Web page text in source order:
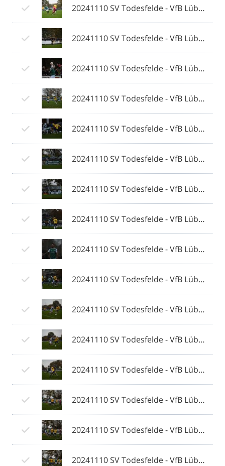
20241110 SV Todesfelde - VfB Lübeck 139 © 2024 Olaf Wegerich.jpg
20241110 SV Todesfelde - VfB Lübeck 140 © 2024 Olaf Wegerich.jpg
20241110 SV Todesfelde - VfB Lübeck 141 © 2024 Olaf Wegerich.jpg
20241110 SV Todesfelde - VfB Lübeck 142 © 2024 Olaf Wegerich.jpg
20241110 SV Todesfelde - VfB Lübeck 143 © 2024 Olaf Wegerich.jpg
20241110 SV Todesfelde - VfB Lübeck 144 © 2024 Olaf Wegerich.jpg
20241110 SV Todesfelde - VfB Lübeck 145 © 2024 Olaf Wegerich.jpg
20241110 SV Todesfelde - VfB Lübeck 146 © 2024 Olaf Wegerich.jpg
20241110 SV Todesfelde - VfB Lübeck 147 © 2024 Olaf Wegerich.jpg
20241110 SV Todesfelde - VfB Lübeck 148 © 2024 Olaf Wegerich.jpg
20241110 SV Todesfelde - VfB Lübeck 149 © 2024 Olaf Wegerich.jpg
20241110 SV Todesfelde - VfB Lübeck 150 © 2024 Olaf Wegerich.jpg
20241110 SV Todesfelde - VfB Lübeck 151 © 2024 Olaf Wegerich.jpg
20241110 SV Todesfelde - VfB Lübeck 152 © 2024 Olaf Wegerich.jpg
20241110 SV Todesfelde - VfB Lübeck 153 © 2024 Olaf Wegerich.jpg
20241110 SV Todesfelde - VfB Lübeck 154 © 2024 Olaf Wegerich.jpg